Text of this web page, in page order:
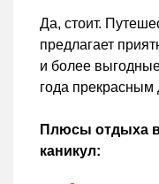
Да, стоит.
предлагает
и более
года прекрасным
Плюсы отдыха
каникул: